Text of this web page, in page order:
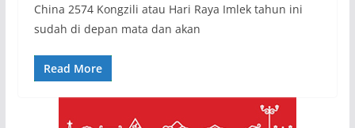
China 2574 Kongzili atau Hari Raya Imlek tahun ini
sudah di depan mata dan akan
Read More